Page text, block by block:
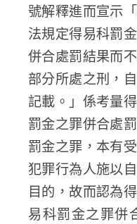
號解釋進而宣示
法規定得易科罰
併合處罰結果而
部分所處之刑，
記載。」係考量
罰金之罪併合處
罰金之罪，本有
犯罪行為人施以
目的，故而認為
易科罰金之罪併